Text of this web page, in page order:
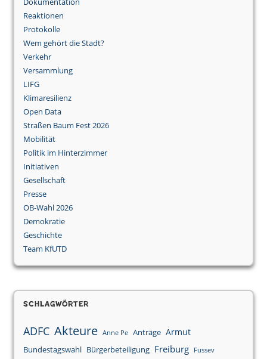
Reaktionen
Protokolle
Wem gehört die Stadt?
Verkehr
Versammlung
LIFG
Klimaresilienz
Open Data
Straßen Baum Fest 2026
Mobilität
Politik im Hinterzimmer
Initiativen
Gesellschaft
Presse
OB-Wahl 2026
Demokratie
Geschichte
Team KfUTD
Schlagwörter
ADFC Akteure Anne Pe Anträge Armut
Bundestagswahl Bürgerbeteiligung Freiburg Fussev